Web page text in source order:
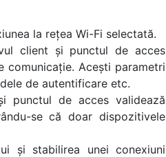
la rețea Wi-Fi selectată.
client și punctul de acces
comunicație. Acești parametri
de autentificare etc.
punctul de acces validează
se că doar dispozitivele
și stabilirea unei conexiuni